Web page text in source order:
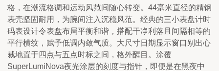
格，在潮流格调和运动风范间随心转变。44毫米直径的精钢
表壳坚固耐用，为腕间注入沉稳风范。经典的三小表盘计时
码表设计令表盘布局平衡和谐，搭配干净利落且间隔相等的
平行横纹，赋予低调内敛气质。大尺寸日期显示窗口别出心
裁地置于四点与五点时标之间，格外醒目。涂覆
SuperLumiNova夜光涂层的刻度与指针，即便是在黑夜中